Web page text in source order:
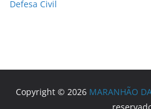
Defesa Civil
Copyright © 2026 MARANHÃO